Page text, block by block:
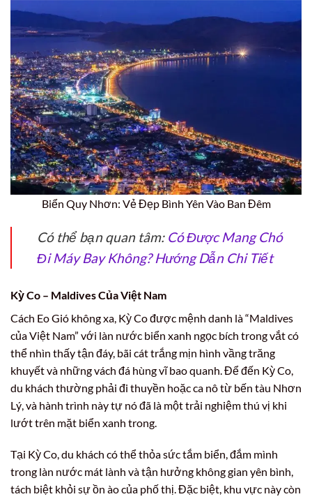
Biển Quy Nhơn: Vẻ Đẹp Bình Yên Vào Ban Đêm
Có thể bạn quan tâm: Có Được Mang Chó
Đi Máy Bay Không? Hướng Dẫn Chi Tiết
Kỳ Co – Maldives Của Việt Nam
Cách Eo Gió không xa, Kỳ Co được mệnh danh là “Maldives
của Việt Nam” với làn nước biển xanh ngọc bích trong vắt có
thể nhìn thấy tận đáy, bãi cát trắng mịn hình vầng trăng
khuyết và những vách đá hùng vĩ bao quanh. Để đến Kỳ Co,
du khách thường phải đi thuyền hoặc ca nô từ bến tàu Nhơn
Lý, và hành trình này tự nó đã là một trải nghiệm thú vị khi
lướt trên mặt biển xanh trong.
Tại Kỳ Co, du khách có thể thỏa sức tắm biển, đắm mình
trong làn nước mát lành và tận hưởng không gian yên bình,
tách biệt khỏi sự ồn ào của phố thị. Đặc biệt, khu vực này còn